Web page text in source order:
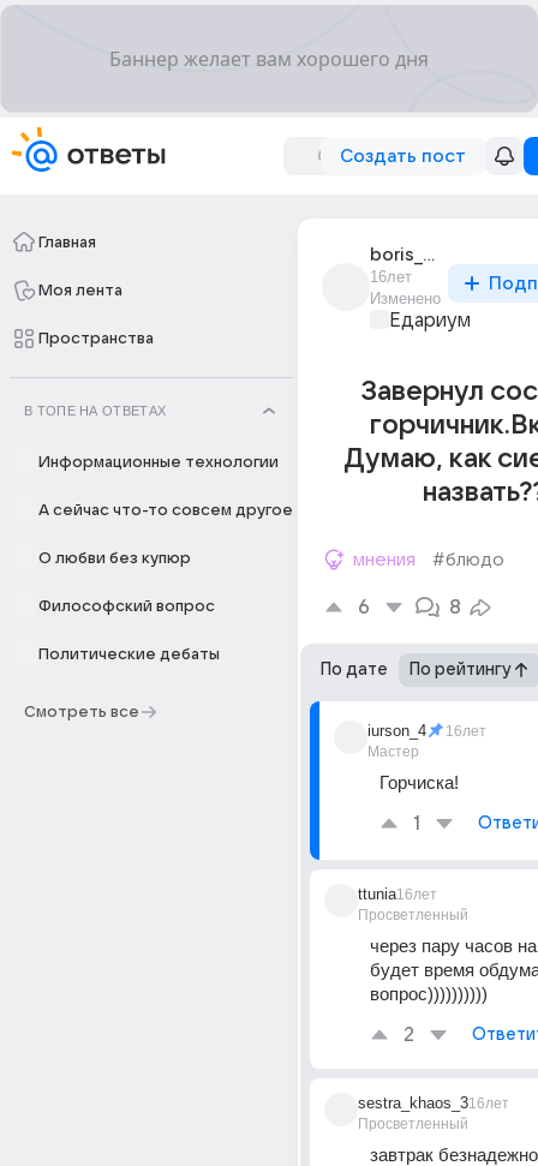
Создать пост
Главная
Моя лента
Пространства
В ТОПЕ НА ОТВЕТАХ
Информационные технологии
А сейчас что-то совсем другое
О любви без купюр
Философский вопрос
Политические дебаты
Смотреть все
boris_2004
16лет
Изменено
Едариум
Завернул
Думаю, как
мнения #блюдо
6 8
По дате По рейтингу
iurson_4
Мастер
16лет
Горчиска!
1
ttunia
Просветленный
16лет
через пару часов
будет время
вопрос))))))))))
2
sestra_khaos_3
Просветленный
16лет
завтрак